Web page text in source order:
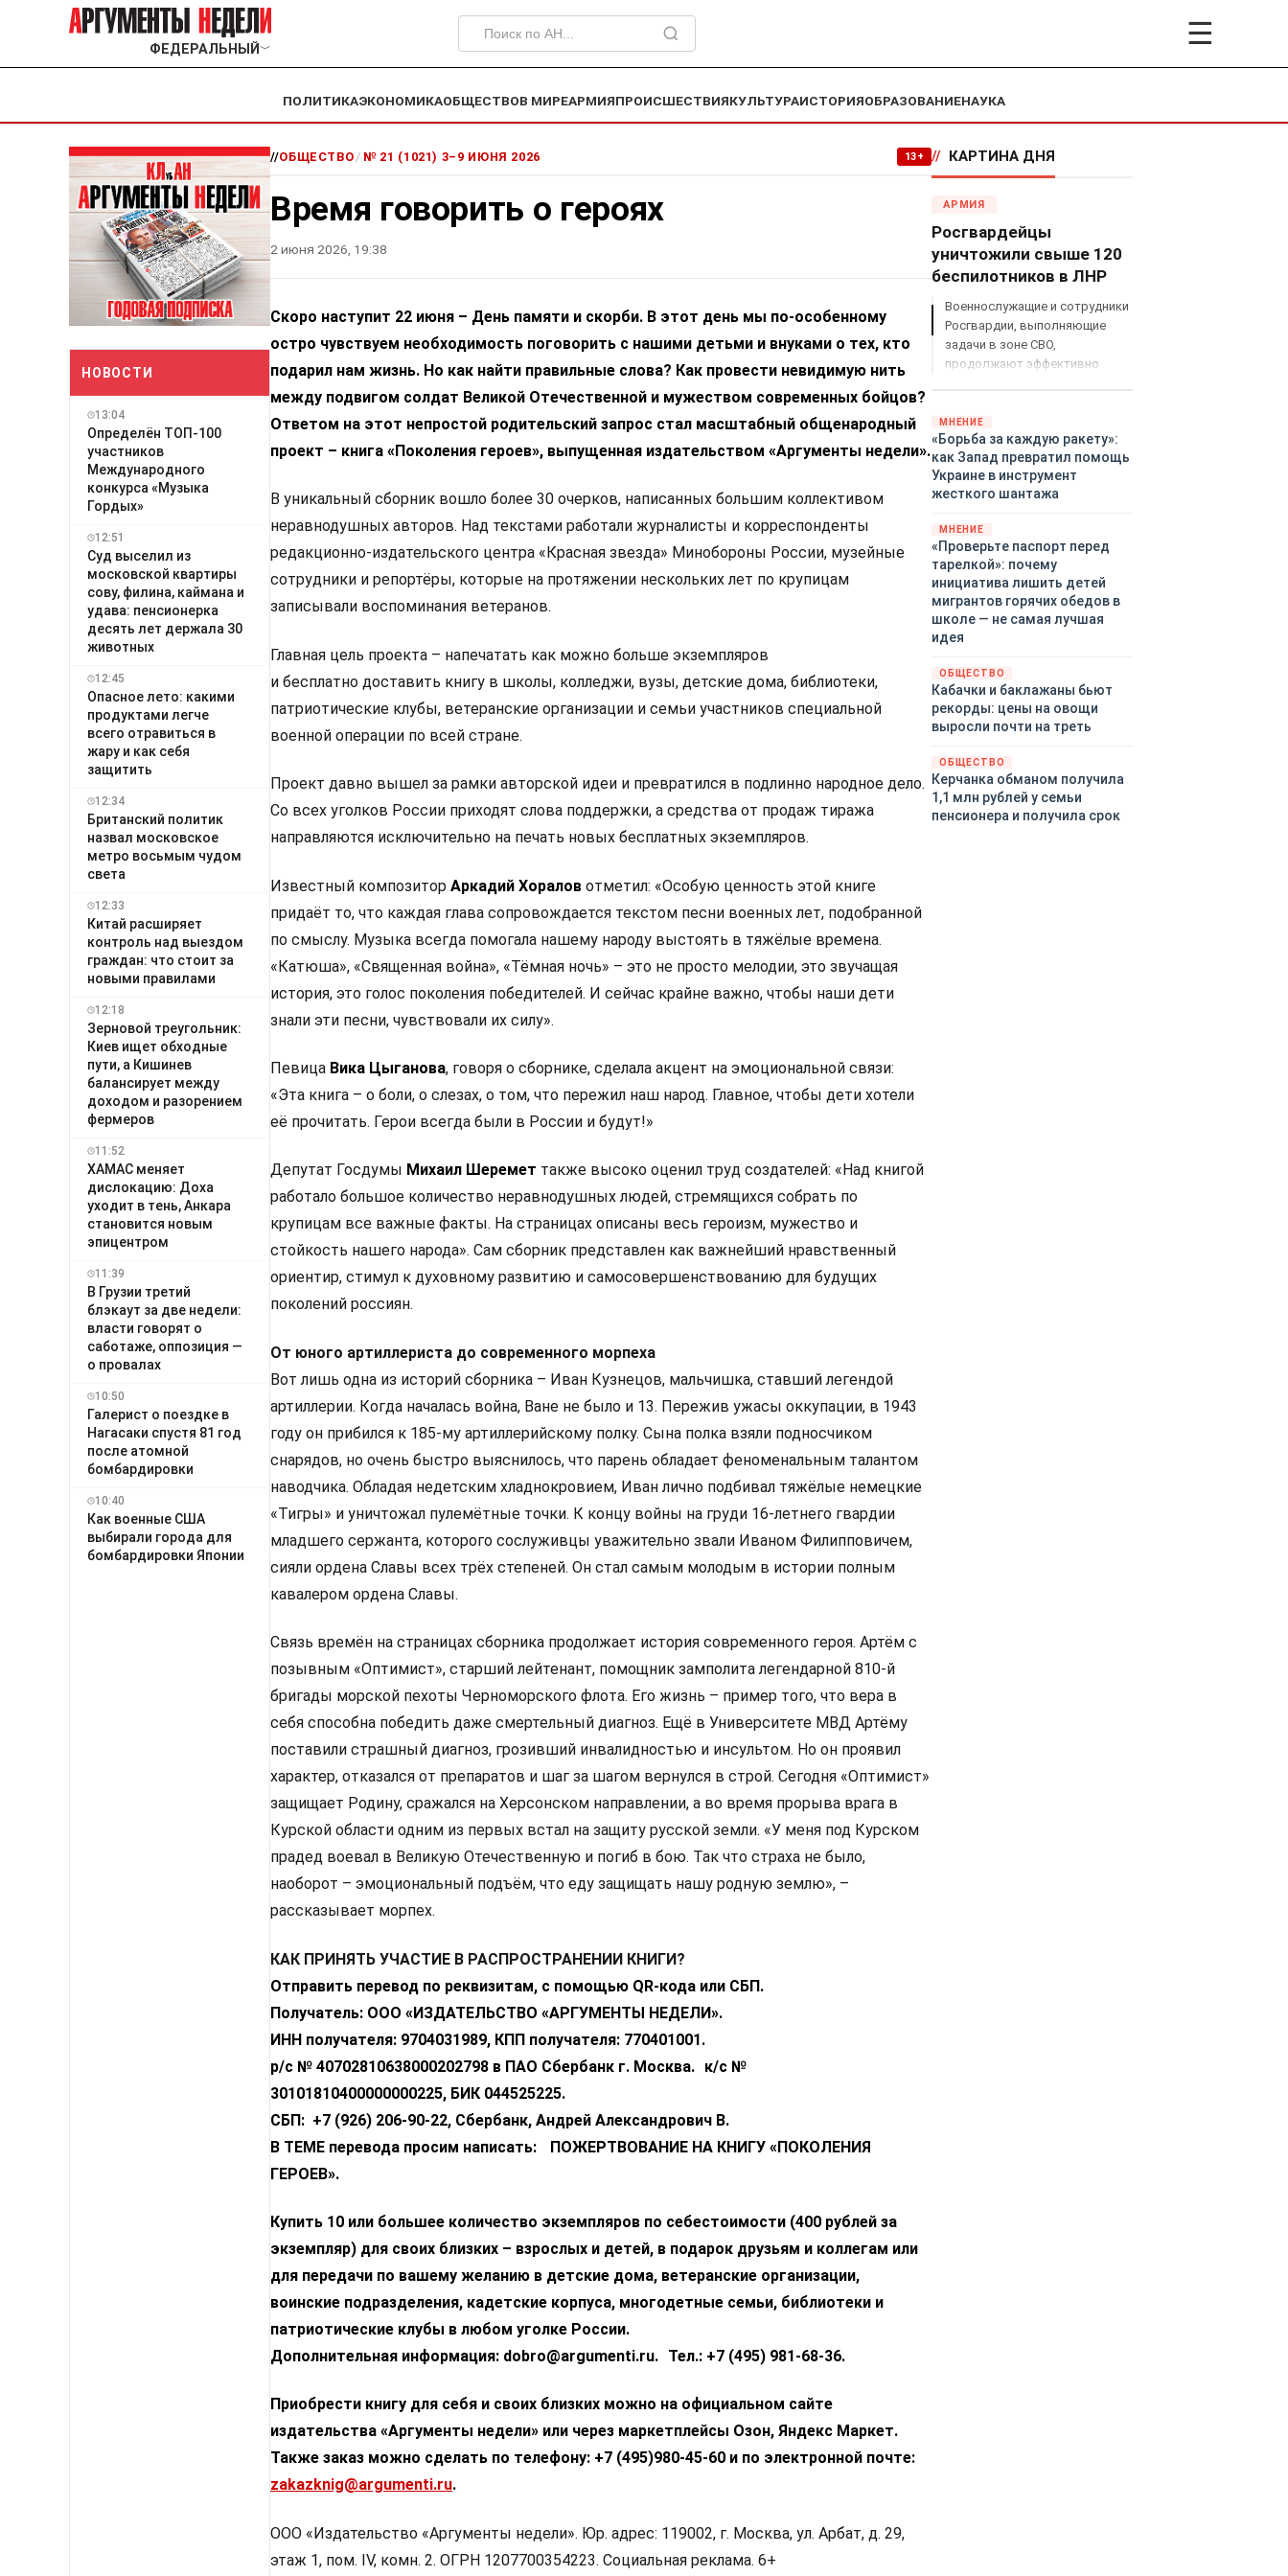
ФЕДЕРАЛЬНЫЙ ﹀ ☰
ПОЛИТИКАЭКОНОМИКАОБЩЕСТВОВ МИРЕАРМИЯПРОИСШЕСТВИЯКУЛЬТУРАИСТОРИЯОБРАЗОВАНИЕНАУКА
НОВОСТИ
13:04
Определён ТОП-100
участников
Международного
конкурса «Музыка
Гордых»
12:51
Суд выселил из
московской квартиры
сову, филина, каймана и
удава: пенсионерка
десять лет держала 30
животных
12:45
Опасное лето: какими
продуктами легче
всего отравиться в
жару и как себя
защитить
12:34
Британский политик
назвал московское
метро восьмым чудом
света
12:33
Китай расширяет
контроль над выездом
граждан: что стоит за
новыми правилами
12:18
Зерновой треугольник:
Киев ищет обходные
пути, а Кишинев
балансирует между
доходом и разорением
фермеров
11:52
ХАМАС меняет
дислокацию: Доха
уходит в тень, Анкара
становится новым
эпицентром
11:39
В Грузии третий
блэкаут за две недели:
власти говорят о
саботаже, оппозиция —
о провалах
10:50
Галерист о поездке в
Нагасаки спустя 81 год
после атомной
бомбардировки
10:40
Как военные США
выбирали города для
бомбардировки Японии
//ОБЩЕСТВО/ № 21 (1021) 3–9 ИЮНЯ 2026 13+
Время говорить о героях
2 июня 2026, 19:38
Скоро наступит 22 июня – День памяти и скорби. В этот день мы по-особенному
остро чувствуем необходимость поговорить с нашими детьми и внуками о тех, кто
подарил нам жизнь. Но как найти правильные слова? Как провести невидимую нить
между подвигом солдат Великой Отечественной и мужеством современных бойцов?
Ответом на этот непростой родительский запрос стал масштабный общенародный
проект – книга «Поколения героев», выпущенная издательством «Аргументы недели».
В уникальный сборник вошло более 30 очерков, написанных большим коллективом
неравнодушных авторов. Над текстами работали журналисты и корреспонденты
редакционно-издательского центра «Красная звезда» Минобороны России, музейные
сотрудники и репортёры, которые на протяжении нескольких лет по крупицам
записывали воспоминания ветеранов.
Главная цель проекта – напечатать как можно больше экземпляров
и бесплатно доставить книгу в школы, колледжи, вузы, детские дома, библиотеки,
патриотические клубы, ветеранские организации и семьи участников специальной
военной операции по всей стране.
Проект давно вышел за рамки авторской идеи и превратился в подлинно народное дело.
Со всех уголков России приходят слова поддержки, а средства от продаж тиража
направляются исключительно на печать новых бесплатных экземпляров.
Известный композитор Аркадий Хоралов отметил: «Особую ценность этой книге
придаёт то, что каждая глава сопровождается текстом песни военных лет, подобранной
по смыслу. Музыка всегда помогала нашему народу выстоять в тяжёлые времена.
«Катюша», «Священная война», «Тёмная ночь» – это не просто мелодии, это звучащая
история, это голос поколения победителей. И сейчас крайне важно, чтобы наши дети
знали эти песни, чувствовали их силу».
Певица Вика Цыганова, говоря о сборнике, сделала акцент на эмоциональной связи:
«Эта книга – о боли, о слезах, о том, что пережил наш народ. Главное, чтобы дети хотели
её прочитать. Герои всегда были в России и будут!»
Депутат Госдумы Михаил Шеремет также высоко оценил труд создателей: «Над книгой
работало большое количество неравнодушных людей, стремящихся собрать по
крупицам все важные факты. На страницах описаны весь героизм, мужество и
стойкость нашего народа». Сам сборник представлен как важнейший нравственный
ориентир, стимул к духовному развитию и самосовершенствованию для будущих
поколений россиян.
От юного артиллериста до современного морпеха
Вот лишь одна из историй сборника – Иван Кузнецов, мальчишка, ставший легендой
артиллерии. Когда началась война, Ване не было и 13. Пережив ужасы оккупации, в 1943
году он прибился к 185‑му артиллерийскому полку. Сына полка взяли подносчиком
снарядов, но очень быстро выяснилось, что парень обладает феноменальным талантом
наводчика. Обладая недетским хладнокровием, Иван лично подбивал тяжёлые немецкие
«Тигры» и уничтожал пулемётные точки. К концу войны на груди 16-летнего гвардии
младшего сержанта, которого сослуживцы уважительно звали Иваном Филипповичем,
сияли ордена Славы всех трёх степеней. Он стал самым молодым в истории полным
кавалером ордена Славы.
Связь времён на страницах сборника продолжает история современного героя. Артём с
позывным «Оптимист», старший лейтенант, помощник замполита легендарной 810-й
бригады морской пехоты Черноморского флота. Его жизнь – пример того, что вера в
себя способна победить даже смертельный диагноз. Ещё в Университете МВД Артёму
поставили страшный диагноз, грозивший инвалидностью и инсультом. Но он проявил
характер, отказался от препаратов и шаг за шагом вернулся в строй. Сегодня «Оптимист»
защищает Родину, сражался на Херсонском направлении, а во время прорыва врага в
Курской области одним из первых встал на защиту русской земли. «У меня под Курском
прадед воевал в Великую Отечественную и погиб в бою. Так что страха не было,
наоборот – эмоциональный подъём, что еду защищать нашу родную землю», –
рассказывает морпех.
КАК ПРИНЯТЬ УЧАСТИЕ В РАСПРОСТРАНЕНИИ КНИГИ?
Отправить перевод по реквизитам, с помощью QR-кода или СБП.
Получатель: ООО «ИЗДАТЕЛЬСТВО «АРГУМЕНТЫ НЕДЕЛИ».
ИНН получателя: 9704031989, КПП получателя: 770401001.
р/с № 40702810638000202798 в ПАО Сбербанк г. Москва. к/с №
30101810400000000225, БИК 044525225.
СБП: +7 (926) 206-90-22, Сбербанк, Андрей Александрович В.
В ТЕМЕ перевода просим написать: ПОЖЕРТВОВАНИЕ НА КНИГУ «ПОКОЛЕНИЯ
ГЕРОЕВ».
Купить 10 или большее количество экземпляров по себестоимости (400 рублей за
экземпляр) для своих близких – взрослых и детей, в подарок друзьям и коллегам или
для передачи по вашему желанию в детские дома, ветеранские организации,
воинские подразделения, кадетские корпуса, многодетные семьи, библиотеки и
патриотические клубы в любом уголке России.
Дополнительная информация: dobro@argumenti.ru. Тел.: +7 (495) 981-68-36.
Приобрести книгу для себя и своих близких можно на официальном сайте
издательства «Аргументы недели» или через маркетплейсы Озон, Яндекс Маркет.
Также заказ можно сделать по телефону: +7 (495)980-45-60 и по электронной почте:
zakazknig@argumenti.ru.
ООО «Издательство «Аргументы недели». Юр. адрес: 119002, г. Москва, ул. Арбат, д. 29,
этаж 1, пом. IV, комн. 2. ОГРН 1207700354223. Социальная реклама. 6+
// КАРТИНА ДНЯ
АРМИЯ
Росгвардейцы
уничтожили свыше 120
беспилотников в ЛНР
Военнослужащие и сотрудники
Росгвардии, выполняющие
задачи в зоне СВО,
продолжают эффективно
МНЕНИЕ
«Борьба за каждую ракету»:
как Запад превратил помощь
Украине в инструмент
жесткого шантажа
МНЕНИЕ
«Проверьте паспорт перед
тарелкой»: почему
инициатива лишить детей
мигрантов горячих обедов в
школе — не самая лучшая
идея
ОБЩЕСТВО
Кабачки и баклажаны бьют
рекорды: цены на овощи
выросли почти на треть
ОБЩЕСТВО
Керчанка обманом получила
1,1 млн рублей у семьи
пенсионера и получила срок